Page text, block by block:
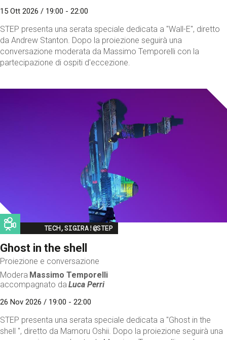
15 Ott 2026 / 19:00 - 22:00
STEP presenta una serata speciale dedicata a "Wall-E", diretto
da Andrew Stanton. Dopo la proiezione seguirà una
conversazione moderata da Massimo Temporelli con la
partecipazione di ospiti d'eccezione.
Image
TECH,SIGIRA!@STEP
Ghost in the shell
Proiezione e conversazione
Modera Massimo Temporelli
accompagnato da Luca Perri
26 Nov 2026 / 19:00 - 22:00
STEP presenta una serata speciale dedicata a "Ghost in the
shell ", diretto da Mamoru Oshii. Dopo la proiezione seguirà una